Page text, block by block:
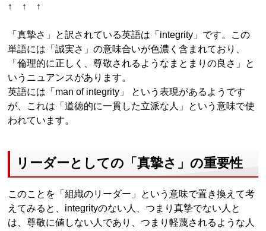
↑ ↑ ↑
「真摯さ」と訳されている英語は「integrity」です。この
単語には「誠実さ」の意味合いが色濃く含まれており、
「倫理的に正しく、尊敬されるようなまとまりの良さ」と
いうニュアンスがあります。
英語には「man of integrity」 という表現があるようです
が、これは「道徳的に一貫した立派な人」という意味で使
われています。
リーダーとしての「真摯さ」の重要性
このことを「組織のリーダー」という意味で置き換えて考
えてみると、integrityのない人、つまり真摯でない人と
は、尊敬に値しない人であり、つまり軽蔑されるような人